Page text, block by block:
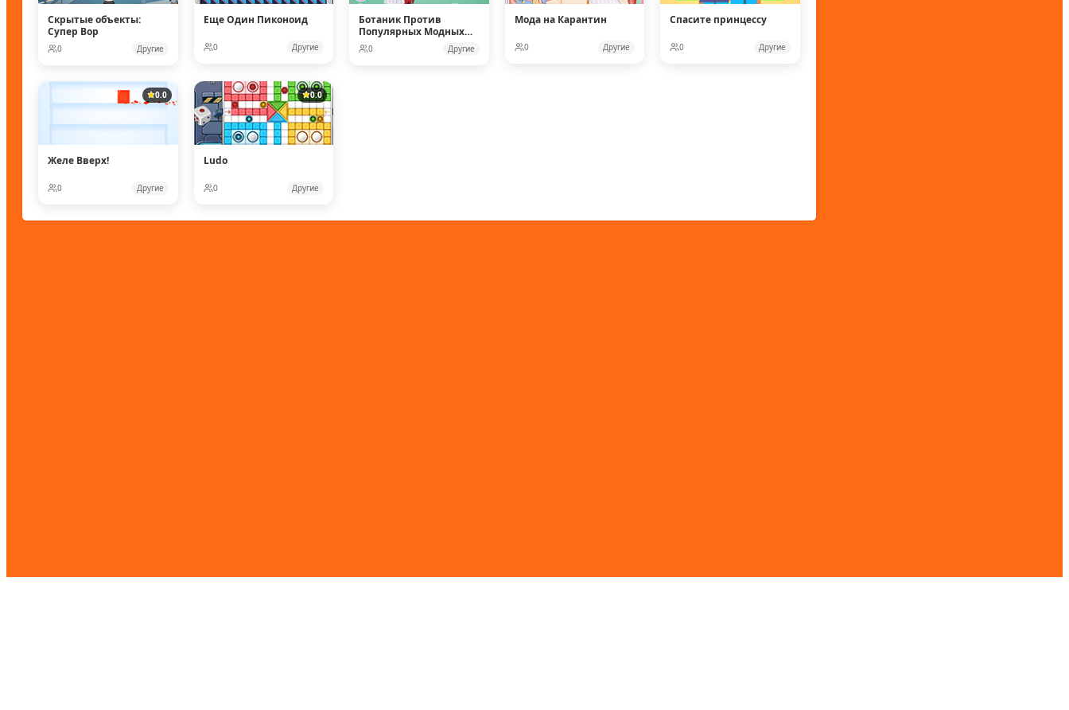
Скрытые объекты:
Супер Вор
0 Другие
Еще Один Пиконоид
0 Другие
Ботаник Против
Популярных Модных
Кукол
0 Другие
Мода на Карантин
0 Другие
Спасите принцессу
0 Другие
0.0
Желе Вверх!
0 Другие
0.0
Ludo
0 Другие